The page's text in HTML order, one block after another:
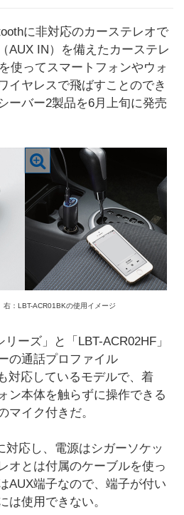
に非対応のカーステレオで
AUX IN）を備えたカーステレ
使ってスマートフォンやウォ
イヤレスで飛ばすことのでき
ーバー2製品を6月上旬に発売
右：LBT-ACR01BKの使用イメージ
ーズ」と「LBT-ACR02HF」
の通話プロファイル
対応しているモデルで、着
ン本体を触らずに操作できる
マイク付きだ。
対応し、電源はシガーソケッ
オとは付属のケーブルを使っ
AUX端子なので、端子が付い
は使用できない。